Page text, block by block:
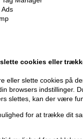
Ads
cookies eller
eller slette cookies på
browsers indstillinger.
slettes, kan der være
for at trække dit